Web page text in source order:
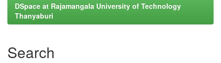
DSpace at Rajamangala University of Technology
Thanyaburi
Search